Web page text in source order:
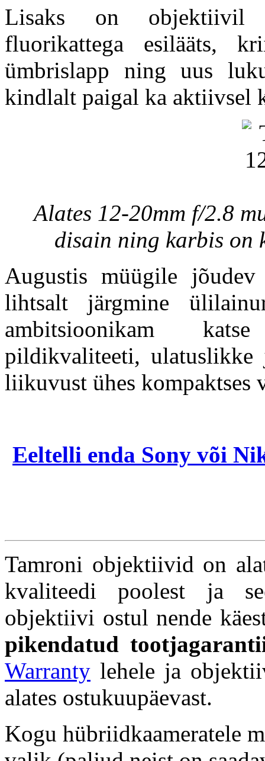
Lisaks on objektiivil
fluorikattega esilääts,
ümbrislapp ning uus
kindlalt paigal ka aktiivsel
Alates 12-20mm f/2.8
disain ning karbis on
Augustis müügile
lihtsalt järgmine
ambitsioonikam
pildikvaliteeti, ulatuslikke
liikuvust ühes kompaktses
Eeltelli enda Sony või
Tamroni objektiivid on
kvaliteedi poolest ja
objektiivi ostul nende
pikendatud
Warranty lehele ja
alates ostukuupäevast.
Kogu hübriidkaameratele